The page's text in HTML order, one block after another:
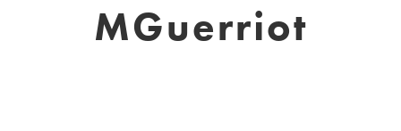
MGuerriot